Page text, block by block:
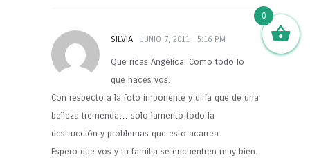
SILVIA JUNIO 7, 2011 5:16 PM
Que ricas Angélica. Como todo lo
que haces vos.
Con respecto a la foto imponente y diría que de una
belleza tremenda… solo lamento todo la
destrucción y problemas que esto acarrea.
Espero que vos y tu familia se encuentren muy bien.
0